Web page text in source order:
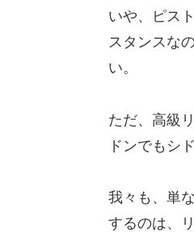
いや、ピス
スタンスな
い。
ただ、高級
ドンでもシ
我々も、単
するのは、